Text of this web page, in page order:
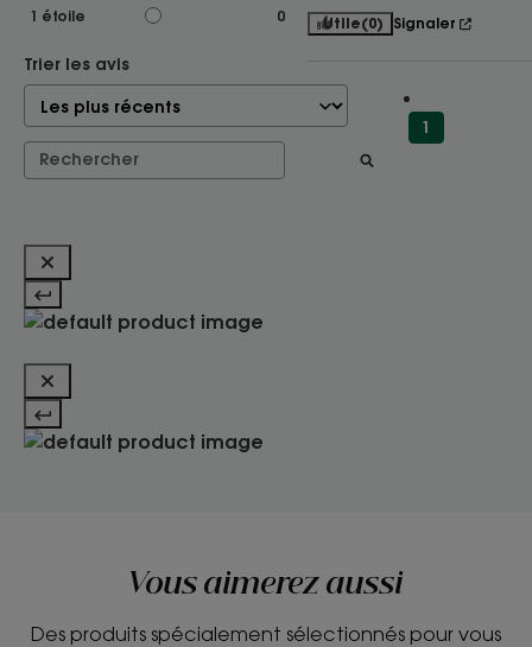
1 étoile 0
Trier les avis
Utile(0) Signaler
1
Vous aimerez aussi
Des produits spécialement sélectionnés pour vous